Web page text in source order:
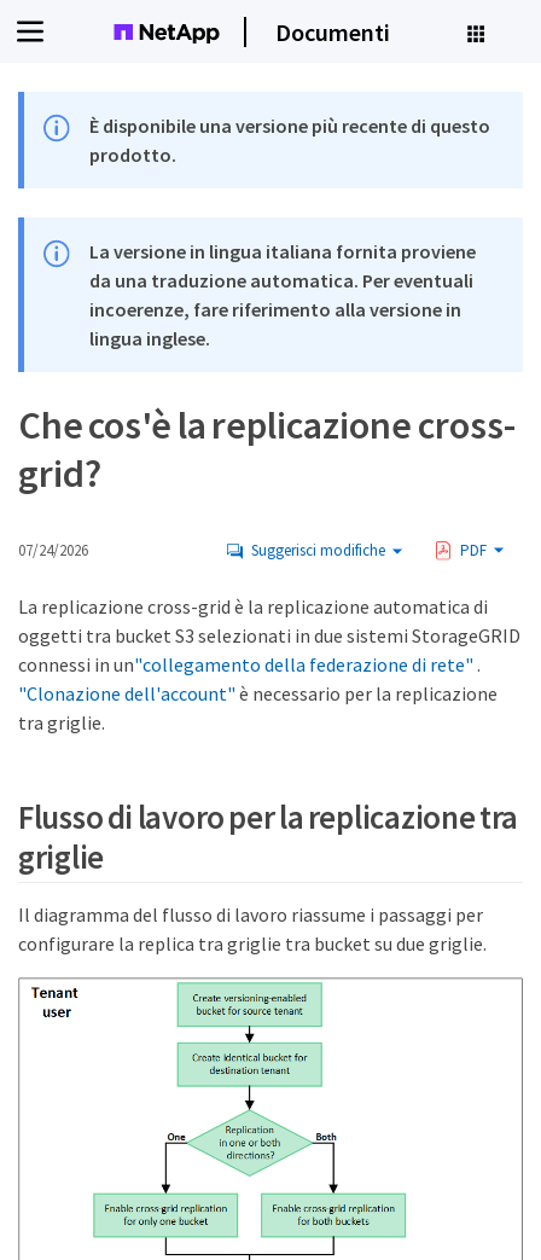
Documenti
È disponibile una versione più recente di questo
prodotto.
La versione in lingua italiana fornita proviene
da una traduzione automatica. Per eventuali
incoerenze, fare riferimento alla versione in
lingua inglese.
Che cos'è la replicazione cross-
grid?
07/24/2026 Suggerisci modifiche PDF
La replicazione cross-grid è la replicazione automatica di
oggetti tra bucket S3 selezionati in due sistemi StorageGRID
connessi in un"collegamento della federazione di rete" .
"Clonazione dell'account" è necessario per la replicazione
tra griglie.
Flusso di lavoro per la replicazione tra
griglie
Il diagramma del flusso di lavoro riassume i passaggi per
configurare la replica tra griglie tra bucket su due griglie.